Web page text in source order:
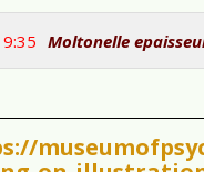
Moltonelle